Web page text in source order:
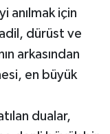
anılmak için
dürüst ve
arkasından
en büyük
dualar,